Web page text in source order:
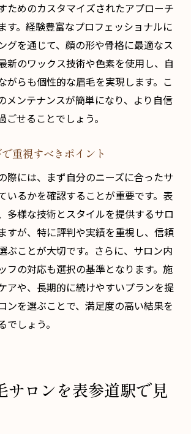
ためのカスタマイズされたアプローチ
す。経験豊富なプロフェッショナルに
グを通じて、顔の形や骨格に最適なス
新のワックス技術や色素を使用し、自
がらも個性的な眉毛を実現します。こ
メンテナンスが簡単になり、より自信
ごせることでしょう。
重視すべきポイント
際には、まず自分のニーズに合ったサ
いるかを確認することが重要です。表
多様な技術とスタイルを提供するサロ
すが、特に評判や実績を重視し、信頼
ぶことが大切です。さらに、サロン内
フの対応も選択の基準となります。施
アや、長期的に続けやすいプランを提
ンを選ぶことで、満足度の高い結果を
しょう。
サロンを表参道駅で見